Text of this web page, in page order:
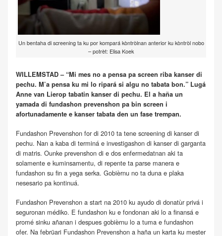
Un bentaha di screening ta ku por kompará kòntròlnan anterior ku kòntròl nobo
– potrèt: Elisa Koek
WILLEMSTAD – “Mi mes no a pensa pa screen riba kanser di
pechu. M’a pensa ku mi lo ripará si algu no tabata bon.” Lugá
Anne van Lierop tabatin kanser di pechu. El a haña un
yamada di fundashon prevenshon pa bin screen i
afortunadamente e kanser tabata den un fase trempan.
Fundashon Prevenshon for di 2010 ta tene screening di kanser di
pechu. Nan a kaba di terminá e investigashon di kanser di garganta
di matris. Ounke prevenshon di e dos enfermedatnan aki ta
solamente e kuminsamentu, di repente ta parse manera e
fundashon su fin a yega serka. Gobièrnu no ta duna e plaka
nesesario pa kontinuá.
Fundashon Prevenshon a start na 2010 ku ayudo di donatùr privá i
seguronan médiko. E fundashon ku e fondonan aki lo a finansá e
promé sinku añanan i despues gobièrnu lo a tuma e fundashon
ofer. Na febrüari Fundashon Prevenshon a haña un karta ku mester